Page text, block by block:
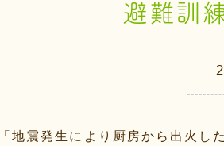
避難訓
地震発生により厨房から出火し